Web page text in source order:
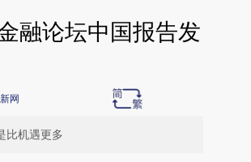
融论坛中国报告发
网
比机遇更多